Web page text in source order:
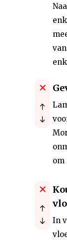
om
In